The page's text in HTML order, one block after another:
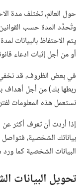
حول العالم،‏ تختلف مدة
وتُحدَّد المدة حسب
يتم الاحتفاظ بالبيانات
أو من أجل إثبات ادعاء
في بعض الظروف،‏ قد نخفي
ربطها بك)‏ من أجل أهداف
نستعمل هذه المعلومات
إذا أردت أن تعرف أكثر عن
بياناتك الشخصية،‏
البيانات الشخصية كما ورد
تحويل البيانات